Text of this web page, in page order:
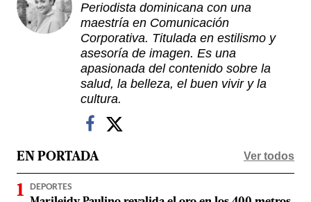
Periodista dominicana con una
maestría en Comunicación
Corporativa. Titulada en estilismo y
asesoría de imagen. Es una
apasionada del contenido sobre la
salud, la belleza, el buen vivir y la
cultura.
EN PORTADA Ver todos
DEPORTES